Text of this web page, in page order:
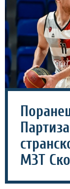
МЗТ